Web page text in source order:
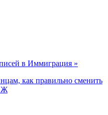
в Иммиграция »
как правильно сменить